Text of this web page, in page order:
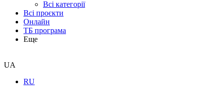
Всі категорії
Всі проєкти
Онлайн
ТБ програма
Еще
UA
RU